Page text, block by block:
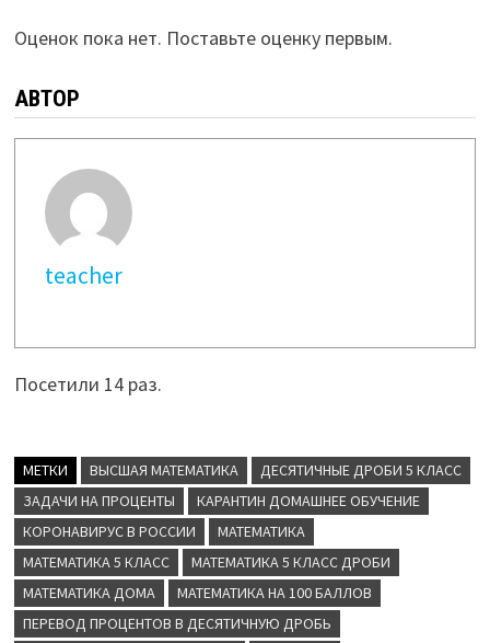
Оценок пока нет. Поставьте оценку первым.
АВТОР
teacher
Посетили 14 раз.
МЕТКИ ВЫСШАЯ МАТЕМАТИКА
ДЕСЯТИЧНЫЕ ДРОБИ 5 КЛАСС
ЗАДАЧИ НА ПРОЦЕНТЫ
КАРАНТИН ДОМАШНЕЕ ОБУЧЕНИЕ
КОРОНАВИРУС В РОССИИ
МАТЕМАТИКА
МАТЕМАТИКА 5 КЛАСС
МАТЕМАТИКА 5 КЛАСС ДРОБИ
МАТЕМАТИКА ДОМА
МАТЕМАТИКА НА 100 БАЛЛОВ
ПЕРЕВОД ПРОЦЕНТОВ В ДЕСЯТИЧНУЮ ДРОБЬ